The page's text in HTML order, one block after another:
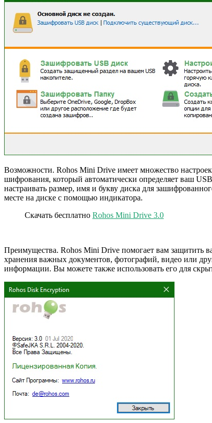
Возможности. Rohos Mini Drive имеет множество
шифрования, который автоматически определяет ваш
настраивать размер, имя и букву диска для
месте на диске с помощью индикатора.
Скачать бесплатно Rohos Mini Drive 3.0
Преимущества. Rohos Mini Drive помогает вам защитить
хранения важных документов, фотографий, видео или
информации. Вы можете также использовать его для